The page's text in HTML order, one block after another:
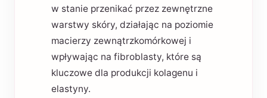
w stanie przenikać przez zewnętrzne
warstwy skóry, działając na poziomie
macierzy zewnątrzkomórkowej i
wpływając na fibroblasty, które są
kluczowe dla produkcji kolagenu i
elastyny.